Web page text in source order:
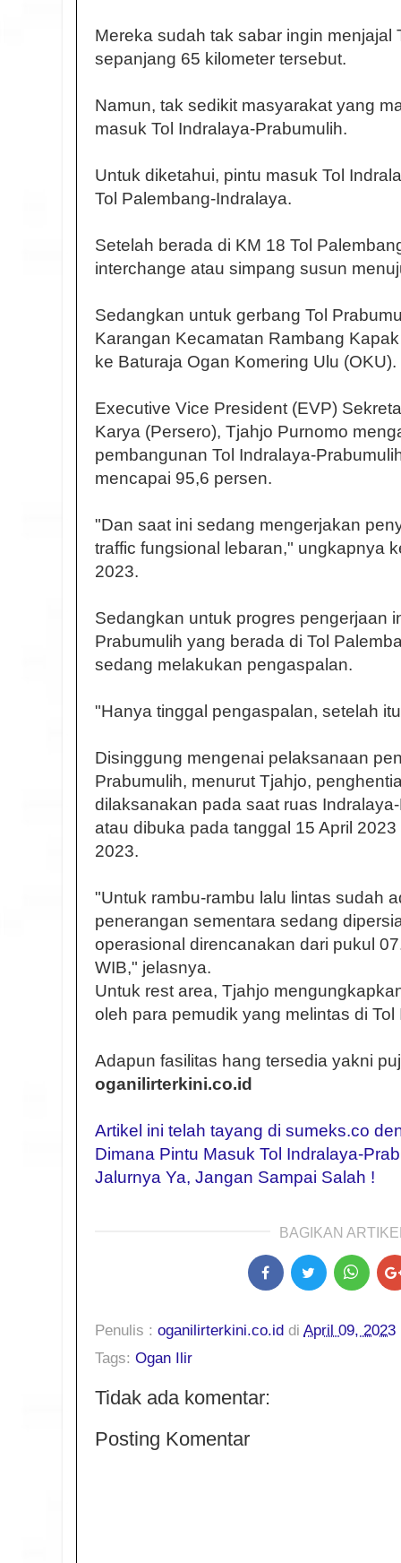
Mereka sudah tak sabar ingin menjajal
sepanjang 65 kilometer tersebut.
Namun, tak sedikit masyarakat yang
masuk Tol Indralaya-Prabumulih.
Untuk diketahui, pintu masuk Tol
Tol Palembang-Indralaya.
Setelah berada di KM 18 Tol
interchange atau simpang susun
Sedangkan untuk gerbang Tol
Karangan Kecamatan Rambang
ke Baturaja Ogan Komering Ulu (OKU).
Executive Vice President (EVP)
Karya (Persero), Tjahjo Purnomo
pembangunan Tol Indralaya-
mencapai 95,6 persen.
"Dan saat ini sedang mengerjakan
traffic fungsional lebaran," ungkapnya
2023.
Sedangkan untuk progres pengerjaan
Prabumulih yang berada di Tol
sedang melakukan pengaspalan.
"Hanya tinggal pengaspalan, setelah
Disinggung mengenai pelaksanaan
Prabumulih, menurut Tjahjo,
dilaksanakan pada saat ruas
atau dibuka pada tanggal 15 April
2023.
"Untuk rambu-rambu lalu lintas sudah
penerangan sementara sedang
operasional direncanakan dari pukul
WIB," jelasnya.
Untuk rest area, Tjahjo
oleh para pemudik yang melintas di
Adapun fasilitas hang tersedia yakni
oganilirterkini.co.id
Artikel ini telah tayang di sumeks.co
Dimana Pintu Masuk Tol Indralaya-
Jalurnya Ya, Jangan Sampai Salah !
BAGIKAN
Penulis : oganilirterkini.co.id di April 09, 2023
Tags: Ogan Ilir
Tidak ada komentar:
Posting Komentar